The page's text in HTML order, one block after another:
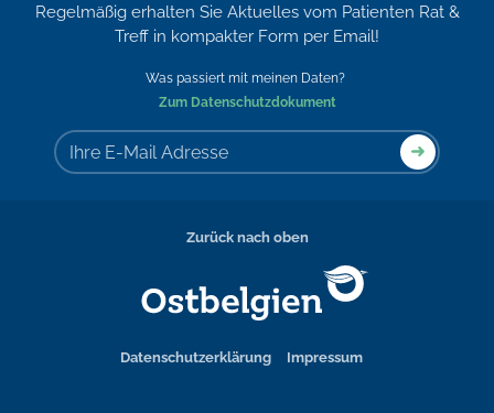
Regelmäßig erhalten Sie Aktuelles vom Patienten Rat &
Treff in kompakter Form per Email!
Was passiert mit meinen Daten?
Zum Datenschutzdokument
Datenschutzerklärung Impressum
Zurück nach oben